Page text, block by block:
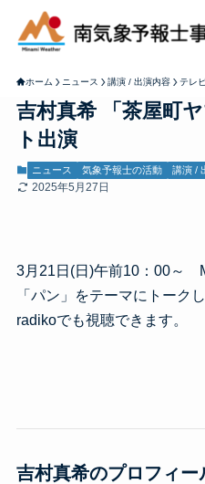
ホーム ニュース 講演 / 出演内容 テレ
吉村真希 「茶屋町
ト出演
ニュース 気象予報士の活動 講演 /
2025年5月27日
3月21日(日)午前10：00～
「パン」をテーマにトーク
radikoでも視聴できます。
吉村真希のプロフィー